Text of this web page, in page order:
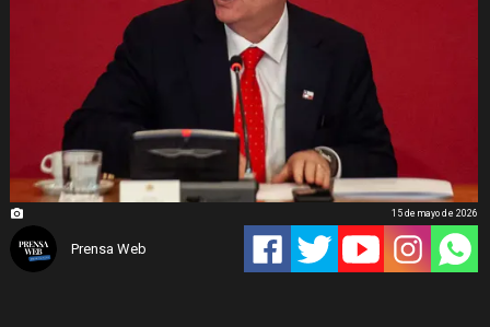
Prensa Web
15 de mayo de 2026